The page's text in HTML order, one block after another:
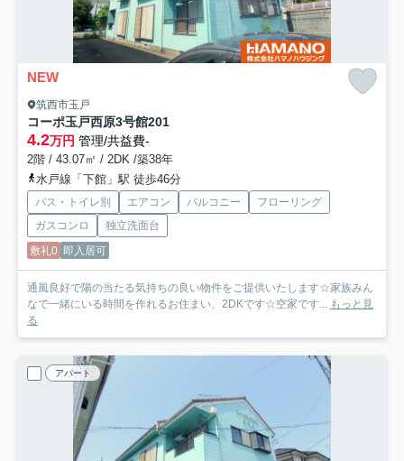
NEW
筑西市玉戸
コーポ玉戸西原3号館201
4.2万円 管理/共益費-
2階 / 43.07㎡ / 2DK /築38年
水戸線「下館」駅 徒歩46分
バス・トイレ別 エアコン バルコニー
フローリング
ガスコンロ
独立洗面台
敷礼0 即入居可
通風良好で陽の当たる気持ちの良い物件をご提供いたします☆家族みん
なで一緒にいる時間を作れるお住まい、2DKです☆空家です... もっと見
る
アパート